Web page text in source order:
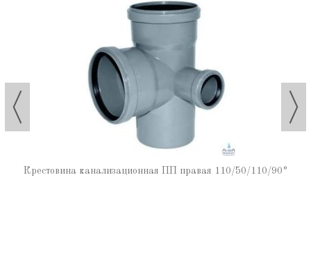
Крестовина канализационная ПП правая 110/50/110/90°